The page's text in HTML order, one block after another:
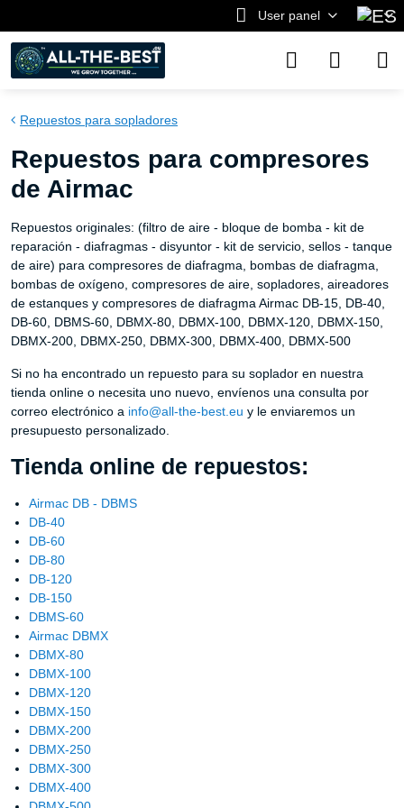
User panel
Repuestos para sopladores
Repuestos para compresores
de Airmac
Repuestos originales: (filtro de aire - bloque de bomba - kit de
reparación - diafragmas - disyuntor - kit de servicio, sellos - tanque
de aire) para compresores de diafragma, bombas de diafragma,
bombas de oxígeno, compresores de aire, sopladores, aireadores
de estanques y compresores de diafragma Airmac DB-15, DB-40,
DB-60, DBMS-60, DBMX-80, DBMX-100, DBMX-120, DBMX-150,
DBMX-200, DBMX-250, DBMX-300, DBMX-400, DBMX-500
Si no ha encontrado un repuesto para su soplador en nuestra
tienda online o necesita uno nuevo, envíenos una consulta por
correo electrónico a info@all-the-best.eu y le enviaremos un
presupuesto personalizado.
Tienda online de repuestos:
Airmac DB - DBMS
DB-40
DB-60
DB-80
DB-120
DB-150
DBMS-60
Airmac DBMX
DBMX-80
DBMX-100
DBMX-120
DBMX-150
DBMX-200
DBMX-250
DBMX-300
DBMX-400